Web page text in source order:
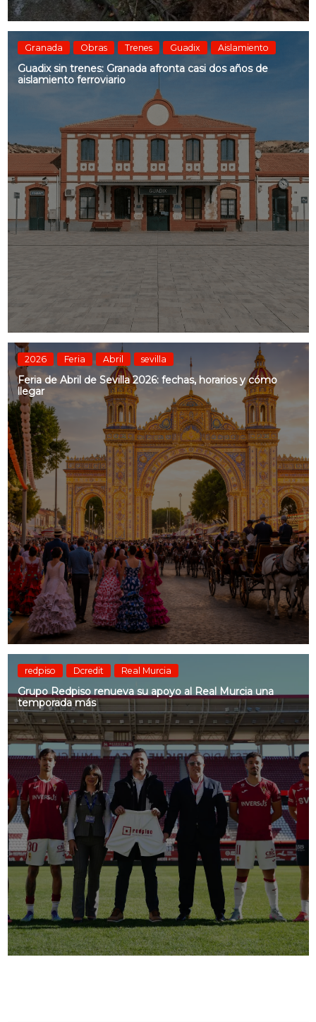
Granada Obras Trenes Guadix Aislamiento
Guadix sin trenes: Granada afronta casi dos años de
aislamiento ferroviario
2026 Feria Abril sevilla
Feria de Abril de Sevilla 2026: fechas, horarios y cómo
llegar
redpiso Dcredit Real Murcia
Grupo Redpiso renueva su apoyo al Real Murcia una
temporada más